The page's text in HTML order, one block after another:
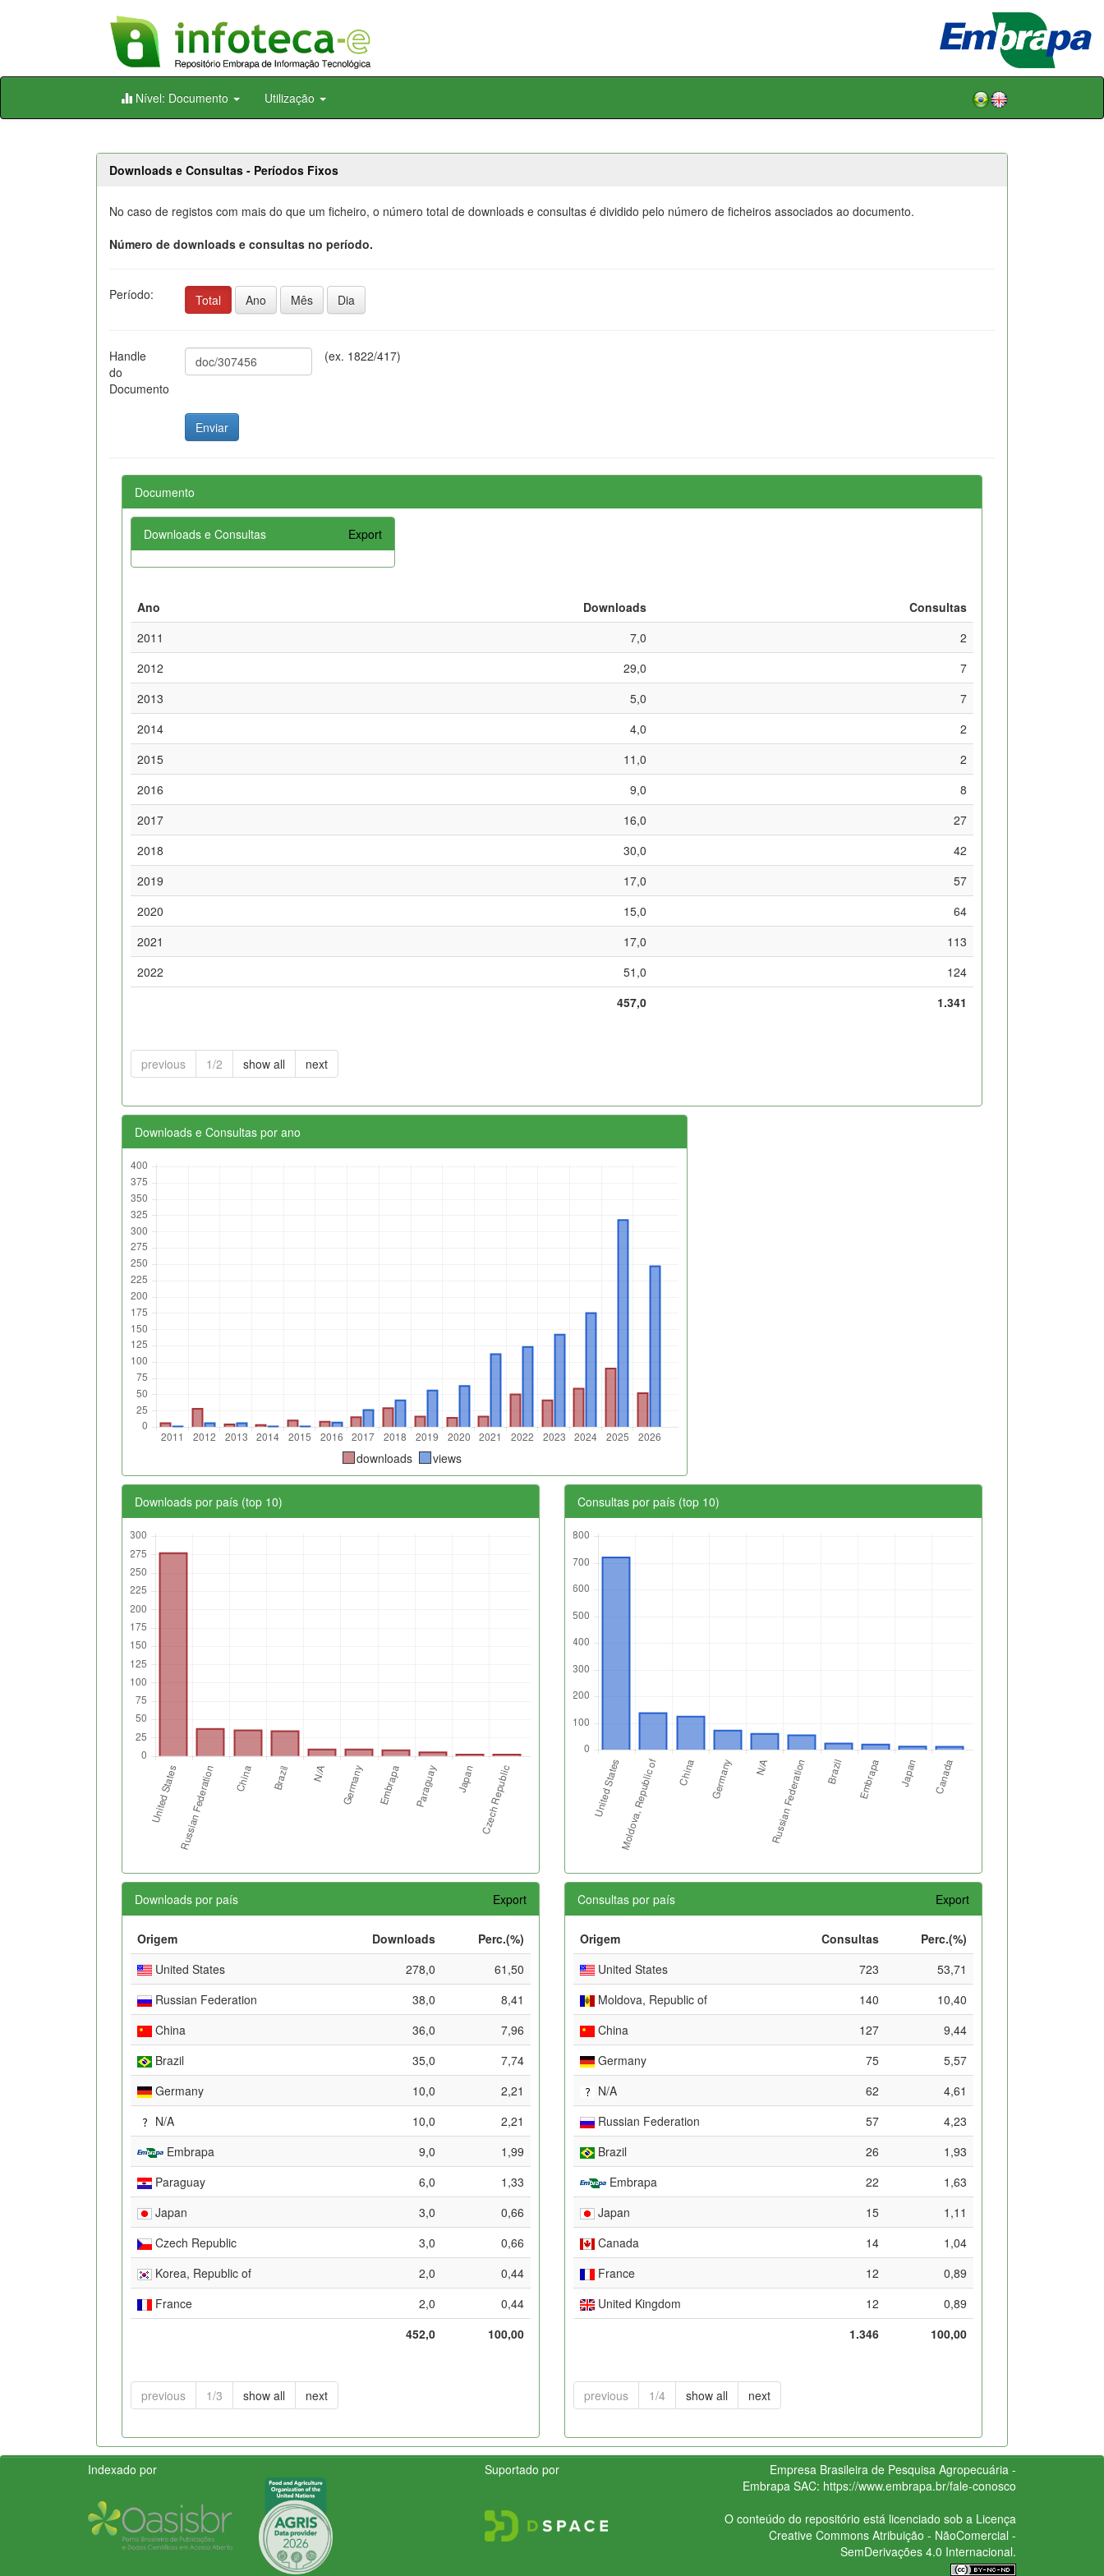
Skip
Nível: Documento Utilização
Downloads e Consultas - Períodos Fixos
No caso de registos com mais do que um ficheiro, o número total de downloads e consultas é dividido pelo número de ficheiros associados ao documento.
Número de downloads e consultas no período.
Período: Total Ano Mês Dia
Handle
do
Documento
(ex. 1822/417)
Documento
Downloads e Consultas Export
Ano Downloads
Consultas
2011
7,0
2
2012
29,0
7
2013
5,0
7
2014
4,0
2
2015
11,0
2
2016
9,0
8
2017
16,0
27
2018
30,0
42
2019
17,0
57
2020
15,0
64
2021
17,0
113
2022
51,0
124
457,0
1.341
previous 1/2 show all next
Downloads e Consultas por ano
downloads views
Downloads por país (top 10) Consultas por país (top 10)
Downloads por país Export
Origem Downloads
Perc.(%)
United States
278,0
61,50
Russian Federation
38,0
8,41
China
36,0
7,96
Brazil
35,0
7,74
Germany
10,0
2,21
N/A
10,0
2,21
Embrapa
9,0
1,99
Paraguay
6,0
1,33
Japan
3,0
0,66
Czech Republic
3,0
0,66
Korea, Republic of
2,0
0,44
France
2,0
0,44
452,0
100,00
previous 1/3 show all next
Consultas por país Export
Origem Consultas
Perc.(%)
United States
723
53,71
Moldova, Republic of
140
10,40
China
127
9,44
Germany
75
5,57
N/A
62
4,61
Russian Federation
57
4,23
Brazil
26
1,93
Embrapa
22
1,63
Japan
15
1,11
Canada
14
1,04
France
12
0,89
United Kingdom
12
0,89
1.346
100,00
previous 1/4 show all next
Indexado por Suportado por
Empresa Brasileira de Pesquisa Agropecuária -
Embrapa SAC: https://www.embrapa.br/fale-conosco
O conteúdo do repositório está licenciado sob a Licença
Creative CommonsAtribuição - NãoComercial -
SemDerivações 4.0 Internacional.